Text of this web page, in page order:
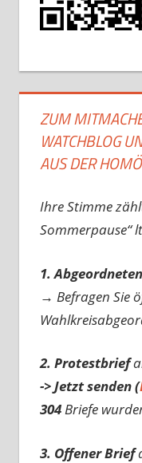
ZUM
WATCHBLOG
AUS DER
Ihre Stimme
Sommerpause“
1.
→ Befragen Sie
2. Protestbrief
-> Jetzt senden (
304Briefe
3. Offener Brief